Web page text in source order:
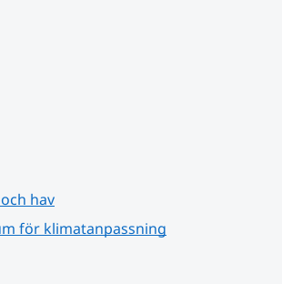
hav
för klimatanpassning